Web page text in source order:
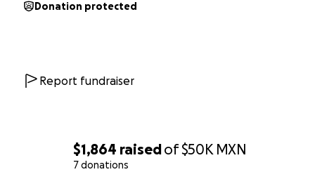
$1,864 raisedof$50K MXN
7 donations
Donation protected
Report fundraiser